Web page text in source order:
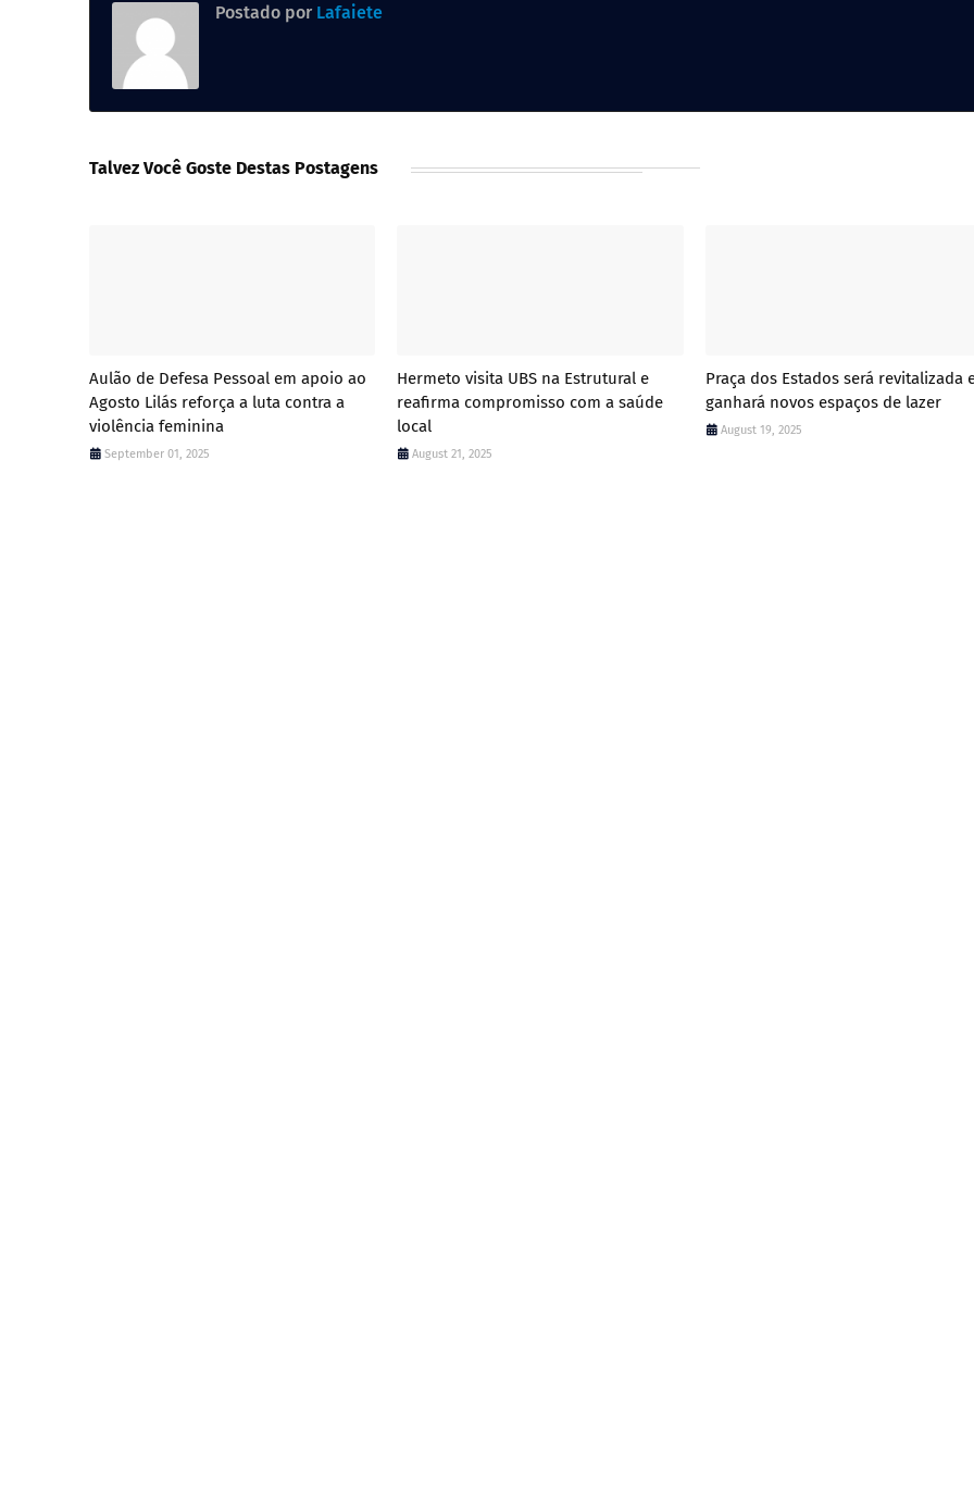
Postado por Lafaiete
Talvez Você Goste Destas Postagens
Aulão de Defesa Pessoal em apoio ao
Agosto Lilás reforça a luta contra a
violência feminina
September 01, 2025
Hermeto visita UBS na Estrutural e
reafirma compromisso com a saúde
local
August 21, 2025
Praça dos Estados será revitalizada
ganhará novos espaços de lazer
August 19, 2025